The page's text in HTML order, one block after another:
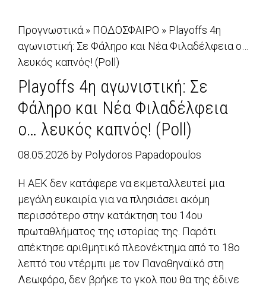
Προγνωστικά » ΠΟΔΟΣΦΑΙΡΟ » Playoffs 4η
αγωνιστική: Σε Φάληρο και Νέα Φιλαδέλφεια ο…
λευκός καπνός! (Poll)
Playoffs 4η αγωνιστική: Σε
Φάληρο και Νέα Φιλαδέλφεια
ο… λευκός καπνός! (Poll)
08.05.2026 by Polydoros Papadopoulos
Η ΑΕΚ δεν κατάφερε να εκμεταλλευτεί μια
μεγάλη ευκαιρία για να πλησιάσει ακόμη
περισσότερο στην κατάκτηση του 14ου
πρωταθλήματος της ιστορίας της. Παρότι
απέκτησε αριθμητικό πλεονέκτημα από το 18ο
λεπτό του ντέρμπι με τον Παναθηναϊκό στη
Λεωφόρο, δεν βρήκε το γκολ που θα της έδινε